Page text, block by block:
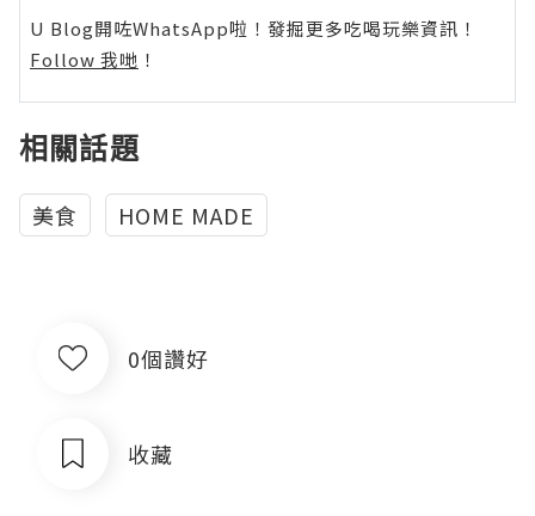
U Blog開咗WhatsApp啦！發掘更多吃喝玩樂資訊！
Follow 我哋 ！
相關話題
美食 HOME MADE
0個讚好
收藏